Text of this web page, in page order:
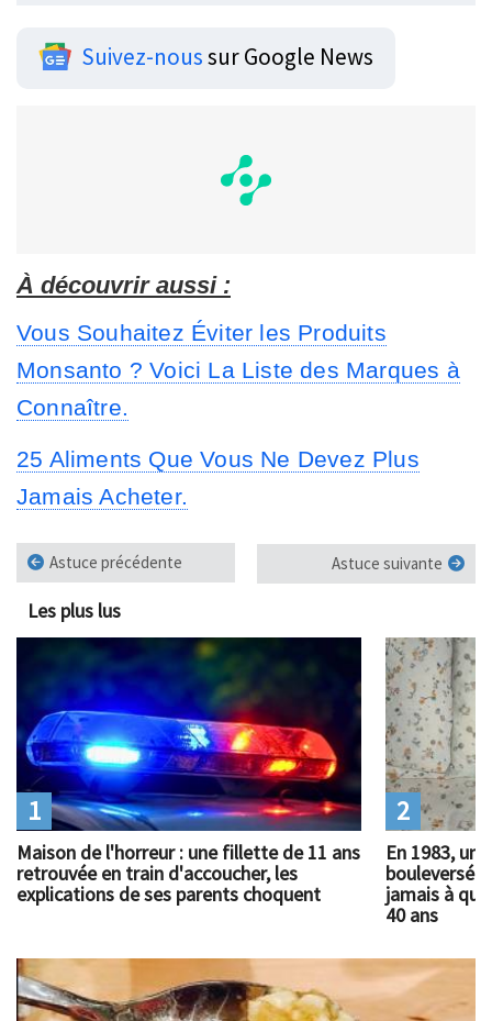
Suivez-noussur Google News
À découvrir aussi :
Vous Souhaitez Éviter les Produits
Monsanto ? Voici La Liste des Marques à
Connaître.
25 Aliments Que Vous Ne Devez Plus
Jamais Acheter.
Astuce précédente Astuce suivante
Les plus lus
Maison de l'horreur : une fillette de 11 ans
retrouvée en train d'accoucher, les
explications de ses parents choquent
1
En 1983, un
bouleversé
jamais à
40 ans
2